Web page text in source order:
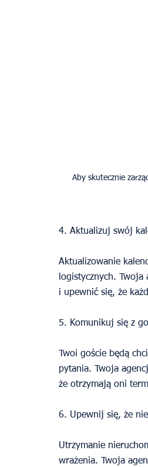
Aby skutecznie
4. Aktualizuj swój
Aktualizowanie
logistycznych.
i upewnić się, że
5. Komunikuj się z
Twoi goście będą
pytania. Twoja
że otrzymają oni
6. Upewnij się, że
Utrzymanie
wrażenia. Twoja